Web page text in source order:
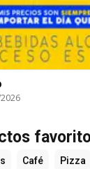
Café Pizza